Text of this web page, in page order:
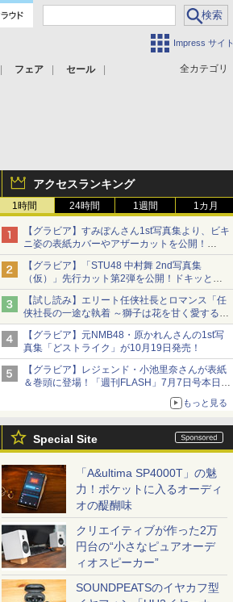
Impress サイト
全カテゴリ
フェア セール
アクセスランキング
1時間 24時間 1週間 1カ月
【グラビア】すみぽんさん1st写真集より、ビキ
ニ姿の表紙カバーやアザーカットを公開！
タイトルは「offcourt（オフコート）」に決定
【グラビア】「STU48 中村舞 2nd写真集
（仮）」先行カット第2弾を公開！ドキッとす
るランジェリーカットなど新たな挑戦
【試し読み】エリート任侠社長とロマンス「任
侠社長の一途な執着 ～獅子は花を甘く愛する
～」をメチャコミで先行配信開始
【グラビア】元NMB48・原かれんさんの1st写
真集「どストライク」が10月19日発売！
【グラビア】レジェンド・小池里奈さんが表紙
＆巻頭に登場！「週刊FLASH」7月7日号本日発
もっと見る
Special Site
「A&ultima SP4000T」の魅
力！ポケットに入るオーディ
オの醍醐味
クリエイティブが作った2万
円台の“小さなピュアオーデ
ィオスピーカー”
SOUNDPEATSのイヤカフ型